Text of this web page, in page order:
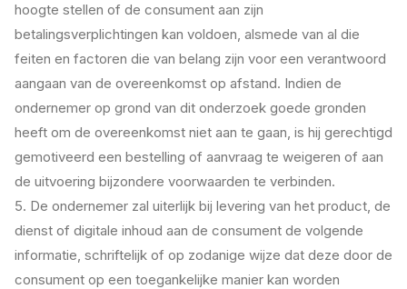
hoogte stellen of de consument aan zijn
betalingsverplichtingen kan voldoen, alsmede van al die
feiten en factoren die van belang zijn voor een verantwoord
aangaan van de overeenkomst op afstand. Indien de
ondernemer op grond van dit onderzoek goede gronden
heeft om de overeenkomst niet aan te gaan, is hij gerechtigd
gemotiveerd een bestelling of aanvraag te weigeren of aan
de uitvoering bijzondere voorwaarden te verbinden.
5. De ondernemer zal uiterlijk bij levering van het product, de
dienst of digitale inhoud aan de consument de volgende
informatie, schriftelijk of op zodanige wijze dat deze door de
consument op een toegankelijke manier kan worden